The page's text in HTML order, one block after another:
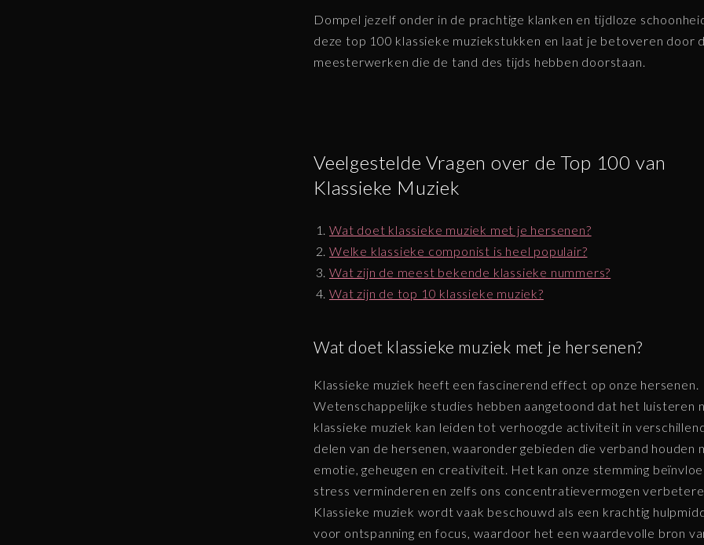
Dompel jezelf onder in de prachtige klanken en tijdloze
deze top 100 klassieke muziekstukken en laat je betoveren door
meesterwerken die de tand des tijds hebben doorstaan.
Veelgestelde Vragen over de Top 100 van
Klassieke Muziek
Wat doet klassieke muziek met je hersenen?
Welke klassieke componist is heel populair?
Wat zijn de meest bekende klassieke nummers?
Wat zijn de top 10 klassieke muziek?
Wat doet klassieke muziek met je hersenen?
Klassieke muziek heeft een fascinerend effect op onze hersenen.
Wetenschappelijke studies hebben aangetoond dat het luisteren
klassieke muziek kan leiden tot verhoogde activiteit in
delen van de hersenen, waaronder gebieden die verband houden
emotie, geheugen en creativiteit. Het kan onze stemming
stress verminderen en zelfs ons concentratievermogen
Klassieke muziek wordt vaak beschouwd als een krachtig
voor ontspanning en focus, waardoor het een waardevolle bron